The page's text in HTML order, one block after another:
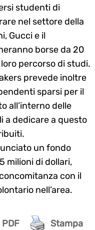
studenti di
nel settore della
Gucci e il
borse da 20
percorso di studi.
prevede inoltre
sparsi per il
all’interno delle
a dedicare a questo
un fondo
milioni di dollari,
con il
nell’area.
Stampa